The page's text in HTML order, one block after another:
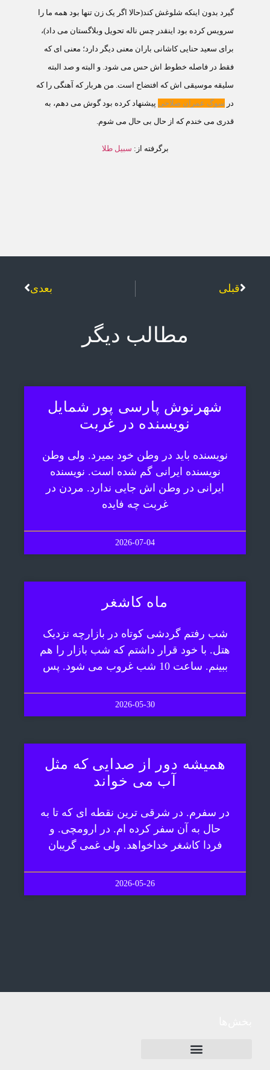
گيرد بدون اینکه شلوغش کند(حالا اگر يک زن تنها بود همه ما را
سرويس کرده بود اینقدر چس ناله تحويل وبلاگستان می داد)،
برای سعيد حنايی کاشانی باران معنی ديگر دارد؛ معنی ای که
فقط در فاصله خطوط اش حس می شود. و البته و صد البته
سليقه موسيقی اش که افتضاح است. من هربار که آهنگی را که
در سوگ عمران صلاحی پيشنهاد کرده بود گوش می دهم، به
قدری می خندم که از حال بی حال می شوم.
برگرفته از: سبيل طلا
قبلی بعدی
مطالب دیگر
شهرنوش پارسی پور شمایل
نویسنده در غربت
نویسنده باید در وطن خود بمیرد. ولی وطن
نویسنده ایرانی گم شده است. نویسنده
ایرانی در وطن اش جایی ندارد. مردن در
غربت چه فایده
2026-07-04
ماه کاشغر
شب رفتم گردشی کوتاه در بازارچه نزدیک
هتل. با خود قرار داشتم که شب بازار را هم
ببینم. ساعت 10 شب غروب می شود. پس
2026-05-30
همیشه دور از صدایی که مثل
آب می خواند
در سفرم. در شرقی ترین نقطه ای که تا به
حال به آن سفر کرده ام. در ارومچی. و
فردا کاشغر خداخواهد. ولی غمی گریبان
2026-05-26